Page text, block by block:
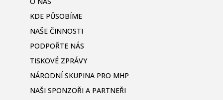
KDE PŮSOBÍME
NAŠE ČINNOSTI
PODPOŘTE NÁS
TISKOVÉ ZPRÁVY
NÁRODNÍ SKUPINA PRO MHP
NAŠI SPONZOŘI A PARTNEŘI